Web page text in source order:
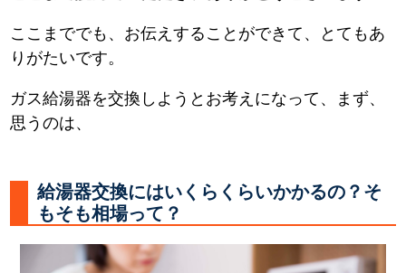
ここまででも、お伝えすることができて、とてもあ
りがたいです。
ガス給湯器を交換しようとお考えになって、まず、
思うのは、
給湯器交換にはいくらくらいかかるの？そ
もそも相場って？